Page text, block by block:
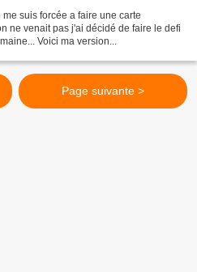
suis forcée a faire une carte
ne venait pas j'ai décidé de faire le defi
de Passion cartes créative de la semaine... Voici ma version...
Page suivante >